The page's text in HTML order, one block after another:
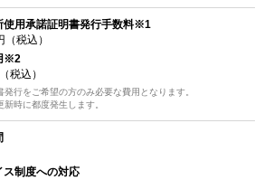
使用承諾証明書発行手数料※1
（税込）
※2
税込）
行をご希望の方のみ必要な費用となります。
新時に都度発生します。
ス制度への対応